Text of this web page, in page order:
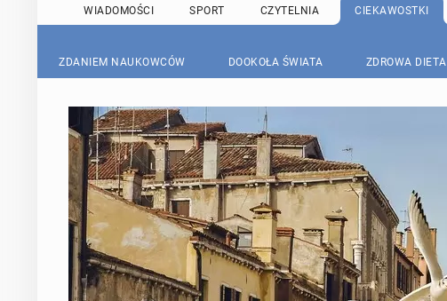
WIADOMOŚCI SPORT CZYTELNIA CIEKAWOSTKI
ZDANIEM NAUKOWCÓW DOOKOŁA ŚWIATA ZDROWA DIETA